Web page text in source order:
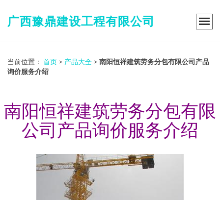
广西豫鼎建设工程有限公司
当前位置： 首页 > 产品大全 > 南阳恒祥建筑劳务分包有限公司产品
询价服务介绍
南阳恒祥建筑劳务分包有限
公司产品询价服务介绍